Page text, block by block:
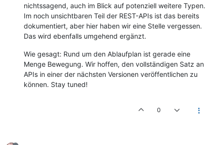
nichtssagend, auch im Blick auf potenziell weitere Typen.
Im noch unsichtbaren Teil der REST-APIs ist das bereits
dokumentiert, aber hier haben wir eine Stelle vergessen.
Das wird ebenfalls umgehend ergänzt.
Wie gesagt: Rund um den Ablaufplan ist gerade eine
Menge Bewegung. Wir hoffen, den vollständigen Satz an
APIs in einer der nächsten Versionen veröffentlichen zu
können. Stay tuned!
0